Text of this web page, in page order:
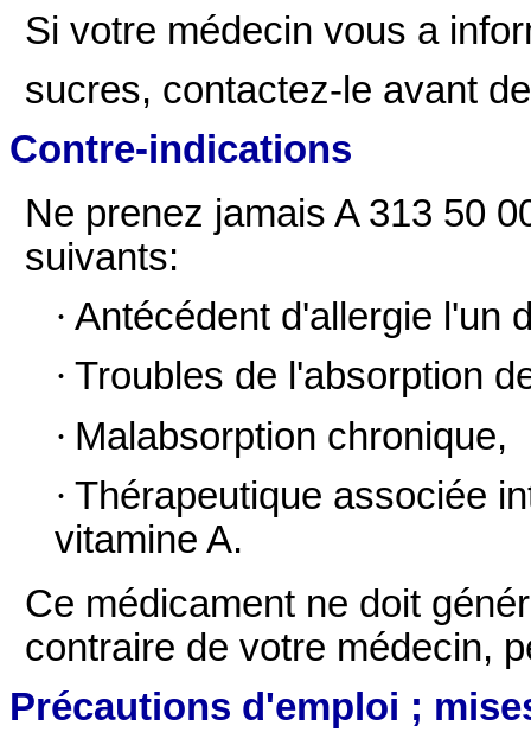
Si votre médecin vous a
sucres, contactez-le avant
Contre-indications
Ne prenez jamais A 313 50
suivants:
· Antécédent d'allergie l'un
· Troubles de l'absorption
· Malabsorption chronique,
· Thérapeutique associée
vitamine A.
Ce médicament ne doit
contraire de votre médecin,
Précautions d'emploi ;